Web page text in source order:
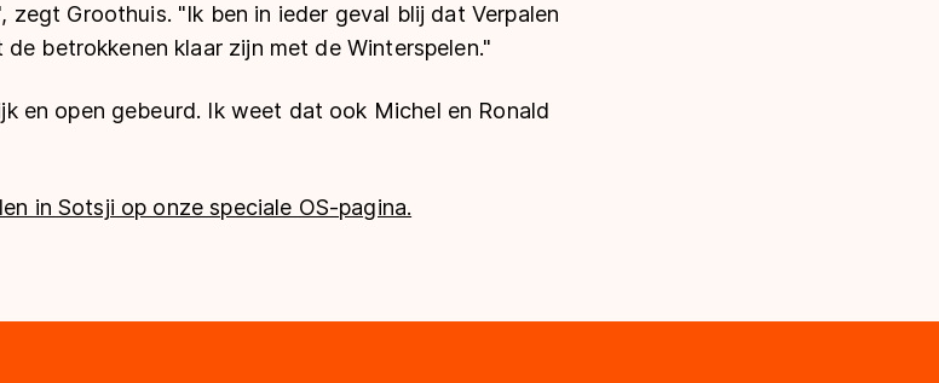
Groothuis. "Ik ben in ieder geval blij dat Verpalen
betrokkenen klaar zijn met de Winterspelen."
en open gebeurd. Ik weet dat ook Michel en Ronald
in Sotsji op onze speciale OS-pagina.